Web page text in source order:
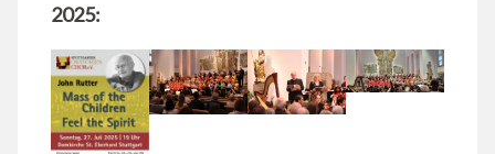
2025: